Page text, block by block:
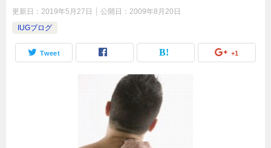
更新日： 2019年5月27日 公開日： 2009年8月20日
IUGブログ
Tweet +1